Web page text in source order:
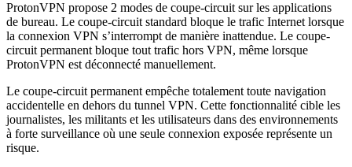
ProtonVPN propose 2 modes de coupe-circuit sur les applications
de bureau. Le coupe-circuit standard bloque le trafic Internet lorsque
la connexion VPN s’interrompt de manière inattendue. Le coupe-
circuit permanent bloque tout trafic hors VPN, même lorsque
ProtonVPN est déconnecté manuellement.
Le coupe-circuit permanent empêche totalement toute navigation
accidentelle en dehors du tunnel VPN. Cette fonctionnalité cible les
journalistes, les militants et les utilisateurs dans des environnements
à forte surveillance où une seule connexion exposée représente un
risque.